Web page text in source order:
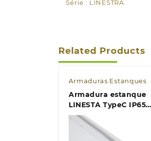
Série : LINESTRA
Related Products
Armaduras Estanques
Armadura estanque
LINESTA TypeC IP65
2xG13 T8 LED 120cm
C.127xL.9,7xAlt.5,7cm
cinzento